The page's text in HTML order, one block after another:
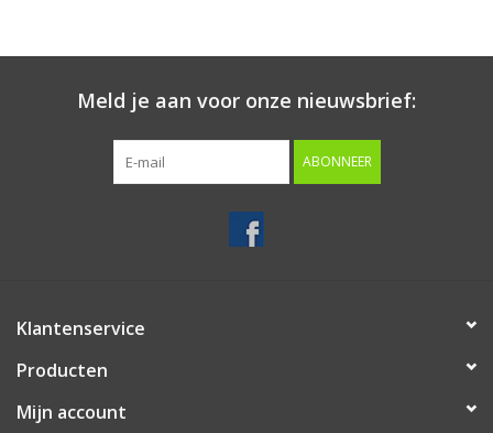
Meld je aan voor onze nieuwsbrief:
ABONNEER
Klantenservice
Producten
Mijn account